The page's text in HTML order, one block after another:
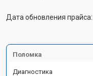
Дата обновления
Поломка
Диагностика